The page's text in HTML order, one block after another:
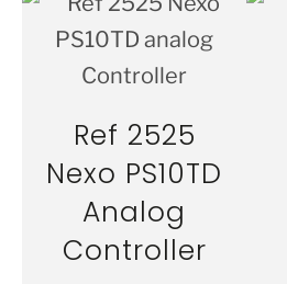
Ref 2525
Nexo PS10TD
Analog
Controller